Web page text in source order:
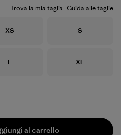
Trova la mia taglia Guida alle taglie
Taglia
XS Taglia
S
Taglia
L Taglia
XL
al carrello